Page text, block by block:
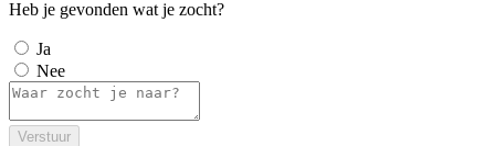
Heb je gevonden wat je zocht?
Ja
Nee
Verstuur